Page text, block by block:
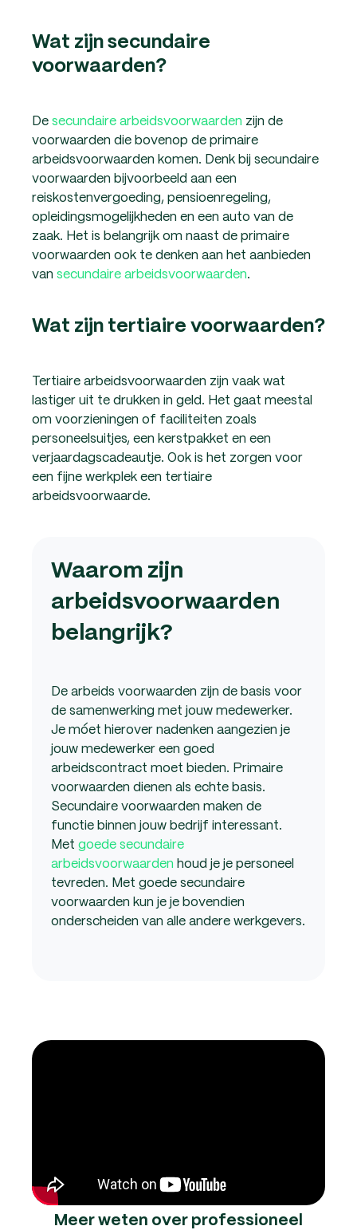
Wat zijn secundaire
voorwaarden?
Desecundaire arbeidsvoorwaarden zijn de
voorwaarden die bovenop de primaire
arbeidsvoorwaarden komen. Denk bij secundaire
voorwaarden bijvoorbeeld aan een
reiskostenvergoeding, pensioenregeling,
opleidingsmogelijkheden en een auto van de
zaak. Het is belangrijk om naast de primaire
voorwaarden ook te denken aan het aanbieden
van secundaire arbeidsvoorwaarden.
Wat zijn tertiaire voorwaarden?
Tertiaire arbeidsvoorwaarden zijn vaak wat
lastiger uit te drukken in geld. Het gaat meestal
om voorzieningen of faciliteiten zoals
personeelsuitjes, een kerstpakket en een
verjaardagscadeautje. Ook is het zorgen voor
een fijne werkplek een tertiaire
arbeidsvoorwaarde.
Waarom zijn
arbeidsvoorwaarden
belangrijk?
De arbeids voorwaarden zijn de basis voor
de samenwerking met jouw medewerker.
Je móet hierover nadenken aangezien je
jouw medewerker een goed
arbeidscontract moet bieden. Primaire
voorwaarden dienen als echte basis.
Secundaire voorwaarden maken de
functie binnen jouw bedrijf interessant.
Met goede secundaire
arbeidsvoorwaarden houd je je personeel
tevreden. Met goede secundaire
voorwaarden kun je je bovendien
onderscheiden van alle andere werkgevers.
Meer weten over professioneel